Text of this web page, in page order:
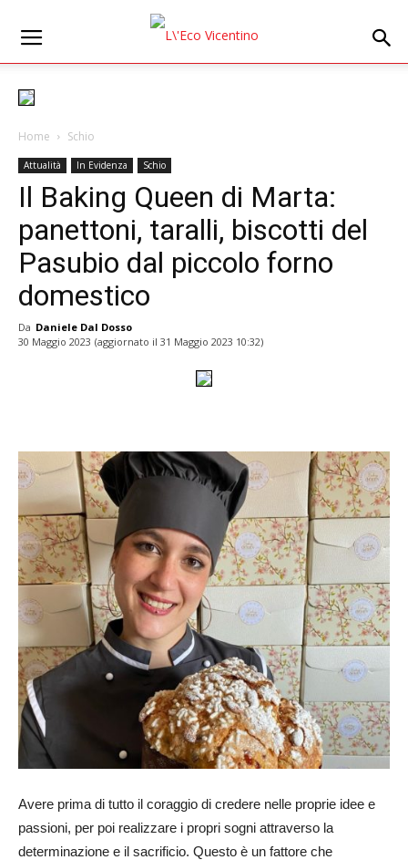
Home Schio
Attualità In Evidenza Schio
Il Baking Queen di Marta:
panettoni, taralli, biscotti del
Pasubio dal piccolo forno
domestico
Da Daniele Dal Dosso
30 Maggio 2023 (aggiornato il 31 Maggio 2023 10:32)
Avere prima di tutto il coraggio di credere nelle proprie idee e
passioni, per poi realizzare i propri sogni attraverso la
determinazione e il sacrificio. Questo è un fattore che